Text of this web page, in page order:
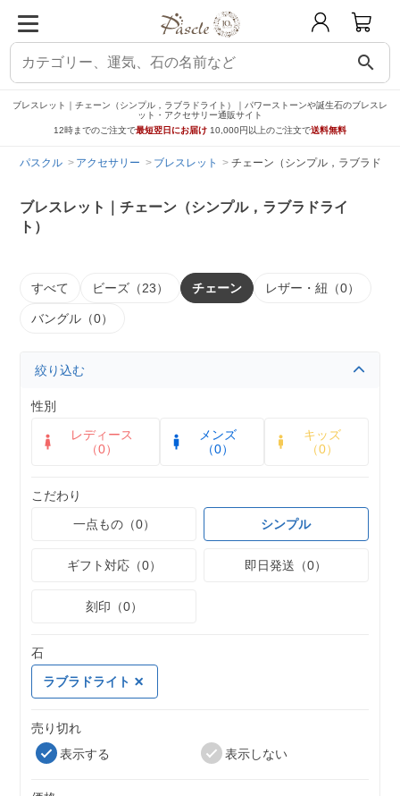
search
ブレスレット｜チェーン（シンプル，ラブラドライト）｜パワーストーンや誕生石のブレスレ
ット・アクセサリー通販サイト
12時までのご注文で最短翌日にお届け 10,000円以上のご注文で送料無料
パスクル アクセサリー ブレスレット チェーン（シンプル，ラブラドラ
ブレスレット｜チェーン（シンプル，ラブラドライ
ト）
すべて ビーズ（23） チェーン レザー・紐（0）
バングル（0）
絞り込む
性別
レディース
（0）
メンズ
（0）
キッズ
（0）
こだわり
一点もの（0）
シンプル
ギフト対応（0） 即日発送（0）
刻印（0）
石
ラブラドライト
売り切れ
表示する
表示しない